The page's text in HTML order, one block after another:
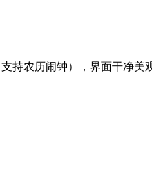
持农历闹钟），界面干净